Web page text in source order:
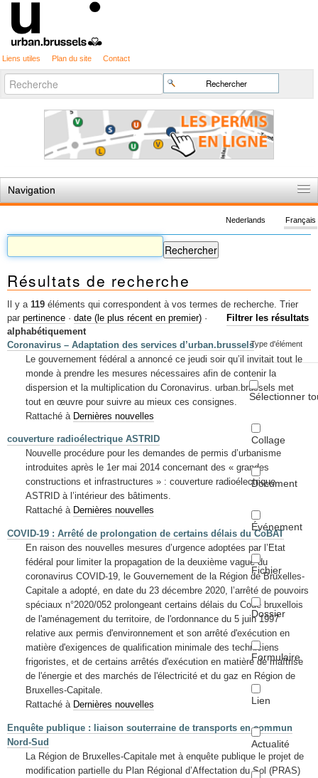
Liens utiles Plan du site Contact
Chercher par
Recherche
avancée…
Navigation
Règles du jeu
Permis d'urbanisme
Cartographie
Etudes et publications
Mots-clés
Renseignements urbanistiques
Français
Nederlands
Résultats de recherche
Il y a 119 éléments qui correspondent à vos termes de recherche.
Filtrer les résultats
Type d'élément
Sélectionner
Collage
Document
Événement
Fichier
Dossier
Formulaire
Lien
Actualité
Trier
par pertinence · date (le plus récent en premier) ·
alphabétiquement
Coronavirus – Adaptation des services d’urban.brussels
Le gouvernement fédéral a annoncé ce jeudi soir qu’il invitait tout le
monde à prendre les mesures nécessaires afin de contenir la
dispersion et la multiplication du Coronavirus. urban.brussels met
tout en œuvre pour suivre au mieux ces consignes.
Rattaché à Dernières nouvelles
couverture radioélectrique ASTRID
Nouvelle procédure pour les demandes de permis d’urbanisme
introduites après le 1er mai 2014 concernant des « grandes
constructions et infrastructures » : couverture radioélectrique
ASTRID à l’intérieur des bâtiments.
Rattaché à Dernières nouvelles
COVID-19 : Arrêté de prolongation de certains délais du CoBAT
En raison des nouvelles mesures d’urgence adoptées par l’Etat
fédéral pour limiter la propagation de la deuxième vague du
coronavirus COVID-19, le Gouvernement de la Région de Bruxelles-
Capitale a adopté, en date du 23 décembre 2020, l’arrêté de pouvoirs
spéciaux n°2020/052 prolongeant certains délais du Code bruxellois
de l'aménagement du territoire, de l'ordonnance du 5 juin 1997
relative aux permis d'environnement et son arrêté d'exécution en
matière d'exigences de qualification minimale des techniciens
frigoristes, et de certains arrêtés d'exécution en matière de maîtrise
de l'énergie et des marchés de l'électricité et du gaz en Région de
Bruxelles-Capitale.
Rattaché à Dernières nouvelles
Enquête publique : liaison souterraine de transports en commun
Nord-Sud
La Région de Bruxelles-Capitale met à enquête publique le projet de
modification partielle du Plan Régional d’Affectation du Sol (PRAS)